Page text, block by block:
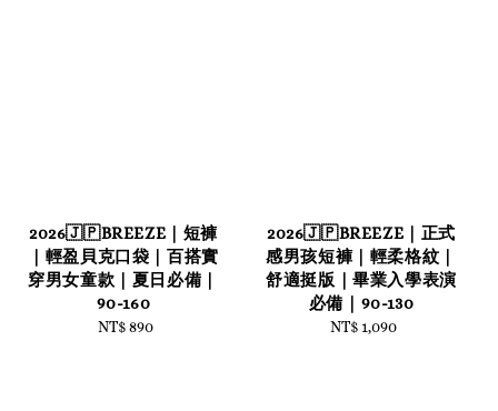
2026🇯🇵BREEZE｜短褲
｜輕盈貝克口袋｜百搭實
穿男女童款｜夏日必備｜
90-160
Regular
NT$ 890
2026🇯🇵BREEZE｜正式
感男孩短褲｜輕柔格紋｜
舒適挺版｜畢業入學表演
必備｜90-130
Regular
NT$ 1,090